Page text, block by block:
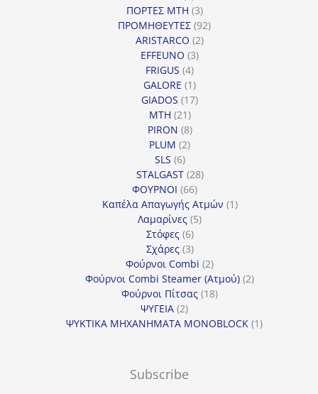
προϊόντα
ΠΟΡΤΕΣ MTH 33
προϊόντα
ΠΡΟΜΗΘΕΥΤΕΣ 9292
ARISTARCO 22
EFFEUNO 33
FRIGUS 44
προϊόντα
GALORE 11
προϊόν
GIADOS 1717
MTH 2121
προϊόντα
PIRON 88
προϊόντα
PLUM 22
SLS 66
προϊόντα
STALGAST 2828
ΦΟΥΡΝΟΙ 6666
προϊόντα
Καπέλα Απαγωγής Ατμών 11
Λαμαρίνες 55
Στόφες 66
προϊόντα
Σχάρες 33
προϊόντα
Φούρνοι Combi 22
προϊόντα
Φούρνοι Combi Steamer (Ατμού) 22
Φούρνοι Πίτσας 1818
ΨΥΓΕΙΑ 22
προϊόντα
ΨΥΚΤΙΚΑ ΜΗΧΑΝΗΜΑΤΑ MONOBLOCK 11
Subscribe